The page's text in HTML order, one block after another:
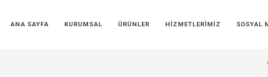
ANA SAYFA KURUMSAL ÜRÜNLER HIZMETLERIMIZ SOSYAL